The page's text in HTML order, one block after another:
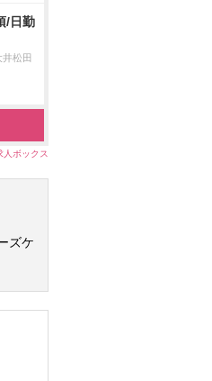
/日勤
松田
ボックス
ズケ